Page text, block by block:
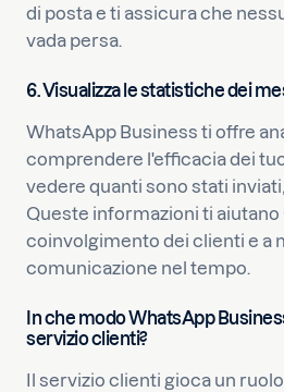
di posta e ti assicura che
vada persa.
6. Visualizza le statistiche dei
WhatsApp Business ti offre
comprendere l'efficacia dei
vedere quanti sono stati
Queste informazioni ti aiutano
coinvolgimento dei clienti e a
comunicazione nel tempo.
In che modo WhatsApp
servizio clienti?
Il servizio clienti gioca un